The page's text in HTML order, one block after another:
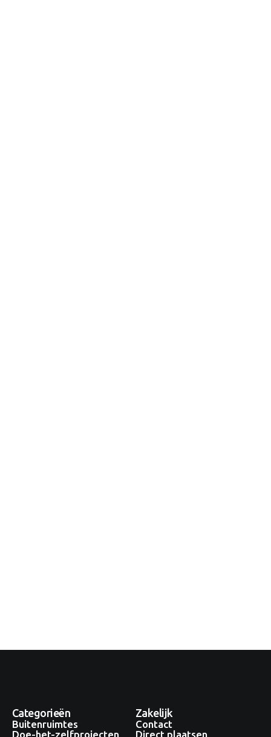
Categorieën
Buitenruimtes
Doe-het-zelfprojecten
Zakelijk
Contact
Direct plaatsen